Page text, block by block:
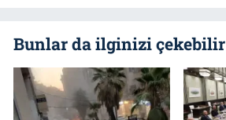
Bunlar da ilginizi çekebilir